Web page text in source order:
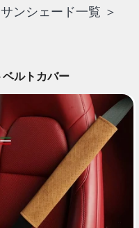
ンシェード一覧 ＞
ベルトカバー